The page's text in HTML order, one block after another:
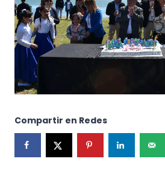
Compartir en Redes